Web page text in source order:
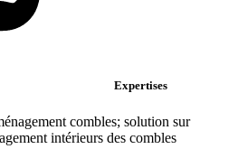
Expertises
combles; solution sur
intérieurs des combles